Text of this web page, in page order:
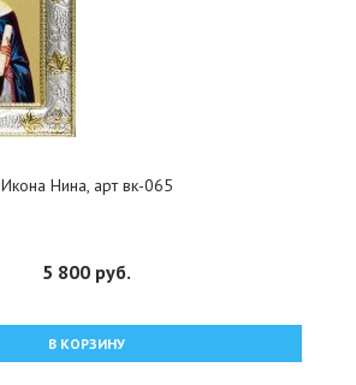
Икона Нина, арт вк-065
5 800 руб.
В КОРЗИНУ